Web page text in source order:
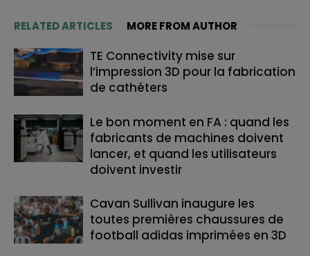
RELATED ARTICLES MORE FROM AUTHOR
TE Connectivity mise sur
l’impression 3D pour la fabrication
de cathéters
Le bon moment en FA : quand les
fabricants de machines doivent
lancer, et quand les utilisateurs
doivent investir
Cavan Sullivan inaugure les
toutes premières chaussures de
football adidas imprimées en 3D